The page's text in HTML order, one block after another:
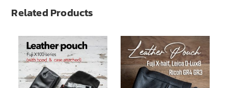
Related Products